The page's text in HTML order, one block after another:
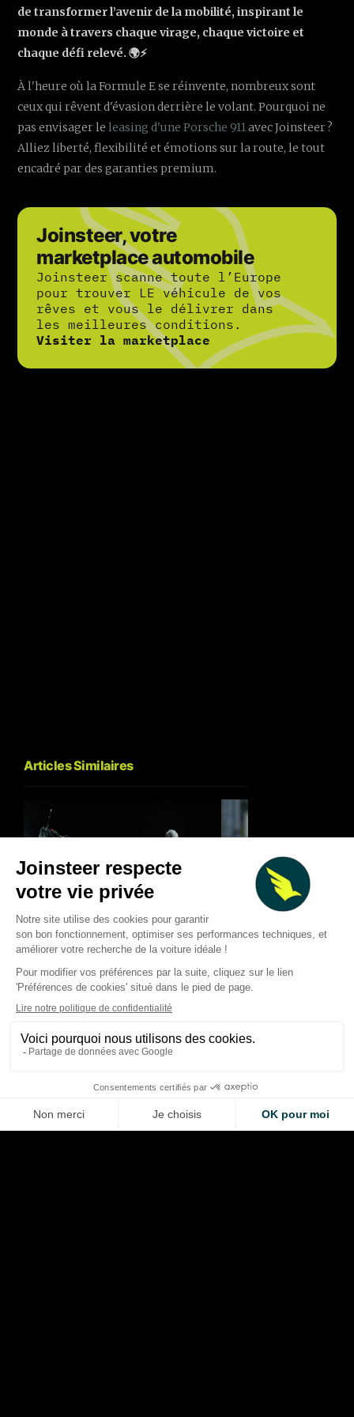
LA VOITURE DE VOS RÊVES
de transformer l’avenir de la mobilité, inspirant le
monde à travers chaque virage, chaque victoire et
chaque défi relevé. 🌍⚡️
À l'heure où la Formule E se réinvente, nombreux sont
ceux qui rêvent d'évasion derrière le volant. Pourquoi ne
pas envisager leleasing d'une Porsche 911avec Joinsteer ?
Alliez liberté, flexibilité et émotions sur la route, le tout
encadré par des garanties premium.
Joinsteer, votre
marketplace automobile
Joinsteer scanne toute l’Europe
pour trouver LE véhicule de vos
rêves et vous le délivrer dans
les meilleures conditions.
Visiter la marketplace
Articles Similaires
Dan Ticktum met la pression
sur Cupra Kiro après sa
victoire à Tokyo
Aug 3, 2026
Maximilian
rapproche
Jul 31, 2026